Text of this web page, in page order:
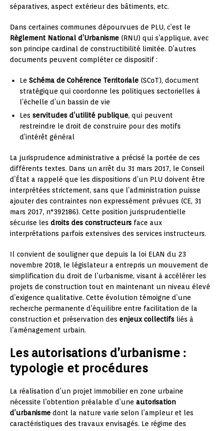
séparatives, aspect extérieur des bâtiments, etc.
Dans certaines communes dépourvues de PLU, c’est le
Règlement National d’Urbanisme (RNU) qui s’applique, avec
son principe cardinal de constructibilité limitée. D’autres
documents peuvent compléter ce dispositif :
Le Schéma de Cohérence Territoriale (SCoT), document
stratégique qui coordonne les politiques sectorielles à
l’échelle d’un bassin de vie
Les servitudes d’utilité publique, qui peuvent
restreindre le droit de construire pour des motifs
d’intérêt général
La jurisprudence administrative a précisé la portée de ces
différents textes. Dans un arrêt du 31 mars 2017, le Conseil
d’État a rappelé que les dispositions d’un PLU doivent être
interprétées strictement, sans que l’administration puisse
ajouter des contraintes non expressément prévues (CE, 31
mars 2017, n°392186). Cette position jurisprudentielle
sécurise les droits des constructeurs face aux
interprétations parfois extensives des services instructeurs.
Il convient de souligner que depuis la loi ELAN du 23
novembre 2018, le législateur a entrepris un mouvement de
simplification du droit de l’urbanisme, visant à accélérer les
projets de construction tout en maintenant un niveau élevé
d’exigence qualitative. Cette évolution témoigne d’une
recherche permanente d’équilibre entre facilitation de la
construction et préservation des enjeux collectifs liés à
l’aménagement urbain.
Les autorisations d’urbanisme :
typologie et procédures
La réalisation d’un projet immobilier en zone urbaine
nécessite l’obtention préalable d’une autorisation
d’urbanisme dont la nature varie selon l’ampleur et les
caractéristiques des travaux envisagés. Le régime des